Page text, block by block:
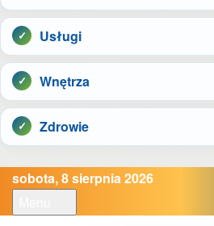
Usługi
Wnętrza
Zdrowie
sobota, 8 sierpnia 2026